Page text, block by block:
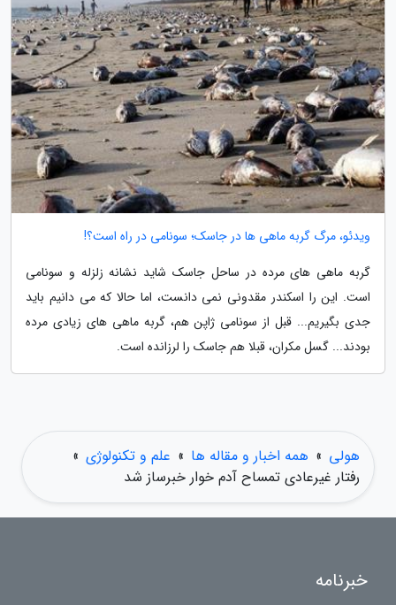
ویدئو، مرگ گربه ماهی ها در جاسک؛ سونامی در راه است؟!
گربه ماهی های مرده در ساحل جاسک شاید نشانه زلزله و سونامی
است. این را اسکندر مقدونی نمی دانست، اما حالا که می دانیم باید
جدی بگیریم... قبل از سونامی ژاپن هم، گربه ماهی های زیادی مرده
بودند... گسل مکران، قبلا هم جاسک را لرزانده است.
هولی » همه اخبار و مقاله ها » علم و تکنولوژی »
رفتار غیرعادی تمساح آدم خوار خبرساز شد
خبرنامه